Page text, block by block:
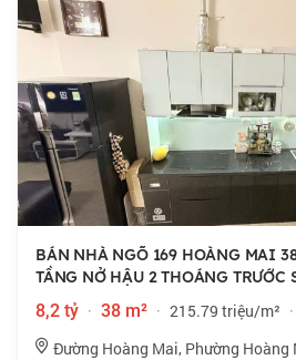
BÁN NHÀ NGÕ 169 HOÀNG MAI
TẦNG NỞ HẬU 2 THOÁNG TRƯỚC
8,2 tỷ · 38 m² · 215.79 triệu/m² ·
Đường Hoàng Mai, Phường Hoàng